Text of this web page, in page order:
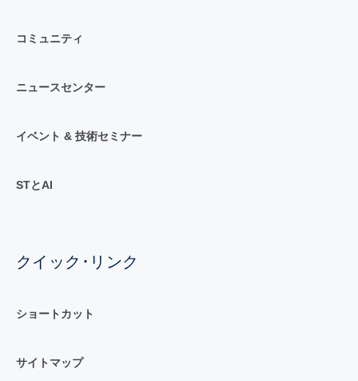
コミュニティ
ニュースセンター
イベント & 技術セミナー
STとAI
クイック･リンク
ショートカット
サイトマップ